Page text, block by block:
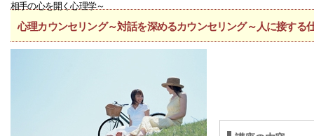
相手の心を開く心理学～
心理カウンセリング～対話を深めるカウンセリング～人に接する